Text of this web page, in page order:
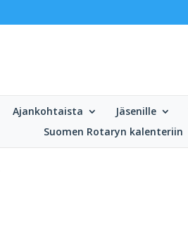
Ajankohtaista Jäsenille
Suomen Rotaryn kalenteriin